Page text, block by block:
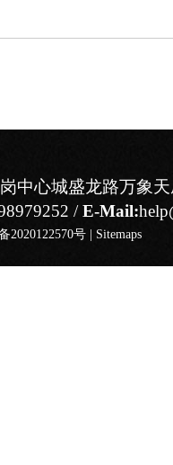
中心城盛龙路万象
/E-Mail:
2020122570号| Sitemaps